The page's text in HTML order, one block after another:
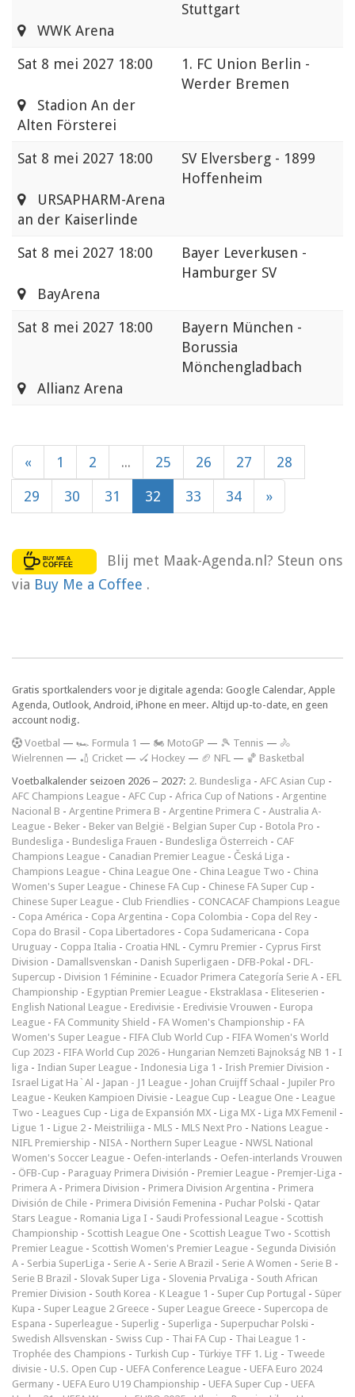
Stuttgart
WWK Arena
Sat 8 mei 2027 18:00
1. FC Union Berlin -
Werder Bremen
Stadion An der
Alten Försterei
Sat 8 mei 2027 18:00
SV Elversberg - 1899
Hoffenheim
URSAPHARM-Arena
an der Kaiserlinde
Sat 8 mei 2027 18:00
Bayer Leverkusen -
Hamburger SV
BayArena
Sat 8 mei 2027 18:00
Bayern München -
Borussia
Mönchengladbach
Allianz Arena
« 1 2 ... 25 26 27 28
29 30 31 32 33 34 »
Blij met Maak-Agenda.nl? Steun ons
via Buy Me a Coffee .
Gratis sportkalenders voor je digitale agenda: Google Calendar, Apple
Agenda, Outlook, Android, iPhone en meer. Altijd up-to-date, en geen
account nodig.
Voetbal — 🏎️ Formula 1 — 🏍 MotoGP — 🎾 Tennis — 🚴
Wielrennen — 🏏 Cricket — 🏑 Hockey — 🏈 NFL — 🏀 Basketbal
Voetbalkalender seizoen 2026 – 2027: 2. Bundesliga - AFC Asian Cup -
AFC Champions League - AFC Cup - Africa Cup of Nations - Argentine
Nacional B - Argentine Primera B - Argentine Primera C - Australia A-
League - Beker - Beker van België - Belgian Super Cup - Botola Pro -
Bundesliga - Bundesliga Frauen - Bundesliga Österreich - CAF
Champions League - Canadian Premier League - Česká Liga -
Champions League - China League One - China League Two - China
Women's Super League - Chinese FA Cup - Chinese FA Super Cup -
Chinese Super League - Club Friendlies - CONCACAF Champions League
- Copa América - Copa Argentina - Copa Colombia - Copa del Rey -
Copa do Brasil - Copa Libertadores - Copa Sudamericana - Copa
Uruguay - Coppa Italia - Croatia HNL - Cymru Premier - Cyprus First
Division - Damallsvenskan - Danish Superligaen - DFB-Pokal - DFL-
Supercup - Division 1 Féminine - Ecuador Primera Categoría Serie A - EFL
Championship - Egyptian Premier League - Ekstraklasa - Eliteserien -
English National League - Eredivisie - Eredivisie Vrouwen - Europa
League - FA Community Shield - FA Women's Championship - FA
Women's Super League - FIFA Club World Cup - FIFA Women's World
Cup 2023 - FIFA World Cup 2026 - Hungarian Nemzeti Bajnokság NB 1 - I
liga - Indian Super League - Indonesia Liga 1 - Irish Premier Division -
Israel Ligat Ha`Al - Japan - J1 League - Johan Cruijff Schaal - Jupiler Pro
League - Keuken Kampioen Divisie - League Cup - League One - League
Two - Leagues Cup - Liga de Expansión MX - Liga MX - Liga MX Femenil -
Ligue 1 - Ligue 2 - Meistriliiga - MLS - MLS Next Pro - Nations League -
NIFL Premiership - NISA - Northern Super League - NWSL National
Women's Soccer League - Oefen-interlands - Oefen-interlands Vrouwen
- ÖFB-Cup - Paraguay Primera División - Premier League - Premjer-Liga -
Primera A - Primera Division - Primera Division Argentina - Primera
División de Chile - Primera División Femenina - Puchar Polski - Qatar
Stars League - Romania Liga I - Saudi Professional League - Scottish
Championship - Scottish League One - Scottish League Two - Scottish
Premier League - Scottish Women's Premier League - Segunda División
A - Serbia SuperLiga - Serie A - Serie A Brazil - Serie A Women - Serie B -
Serie B Brazil - Slovak Super Liga - Slovenia PrvaLiga - South African
Premier Division - South Korea - K League 1 - Super Cup Portugal - Süper
Kupa - Super League 2 Greece - Super League Greece - Supercopa de
Espana - Superleague - Superlig - Superliga - Superpuchar Polski -
Swedish Allsvenskan - Swiss Cup - Thai FA Cup - Thai League 1 -
Trophée des Champions - Turkish Cup - Türkiye TFF 1. Lig - Tweede
divisie - U.S. Open Cup - UEFA Conference League - UEFA Euro 2024
Germany - UEFA Euro U19 Championship - UEFA Super Cup - UEFA